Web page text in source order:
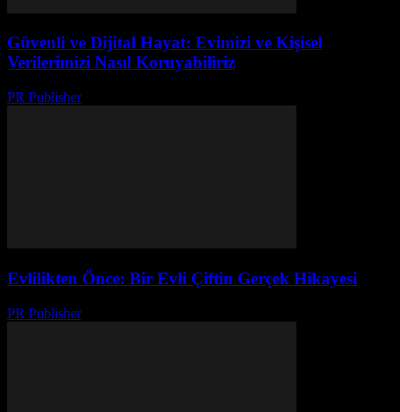
Güvenli ve Dijital Hayat: Evimizi ve Kişisel
Verilerimizi Nasıl Koruyabiliriz
PR Publisher-
Evlilikten Önce: Bir Evli Çiftin Gerçek Hikayesi
PR Publisher-